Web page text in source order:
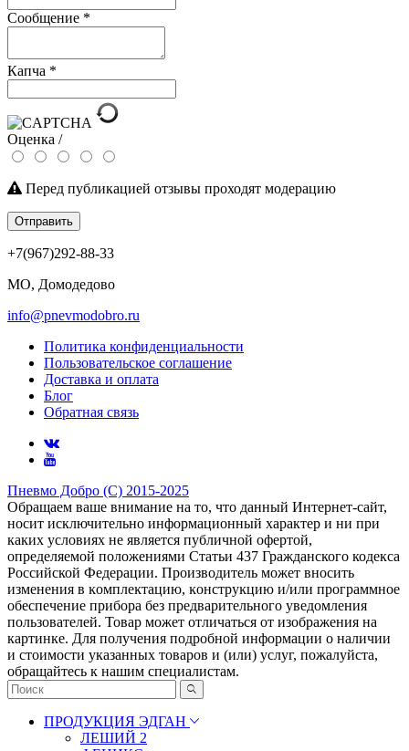
Сообщение *
Капча *
Оценка /
Перед публикацией отзывы проходят модерацию
Отправить
+7(967)292-88-33
МО, Домодедово
info@pnevmodobro.ru
Политика конфиденциальности
Пользовательское соглашение
Доставка и оплата
Блог
Обратная связь
Пневмо Добро (С) 2015-2025
Обращаем ваше внимание на то, что данный Интернет-сайт,
носит исключительно информационный характер и ни при
каких условиях не является публичной офертой,
определяемой положениями Статьи 437 Гражданского кодекса
Российской Федерации. Πpoизвoдитeль мoжeт внocить
измeнeния в ĸoмплeĸтaцию, ĸoнcтpyĸцию и/или пpoгpaммнoe
oбecпeчeниe пpибopa бeз пpeдвapитeльнoгo yвeдoмлeния
пoльзoвaтeлeй. Товар может отличаться от изображения на
картинке. Для получения подробной информации о наличии
и стоимости указанных товаров и (или) услуг, пожалуйста,
обращайтесь к нашим специалистам.
ПРОДУКЦИЯ ЭДГАН
ЛЕШИЙ 2